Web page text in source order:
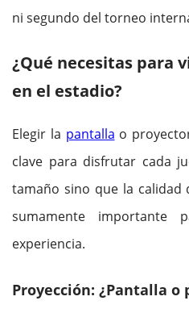
ni segundo del torneo
¿Qué necesitas para
en el estadio?
Elegir la pantalla o
clave para disfrutar cada
tamaño sino que la calidad
sumamente importante
experiencia.
Proyección: ¿Pantalla o